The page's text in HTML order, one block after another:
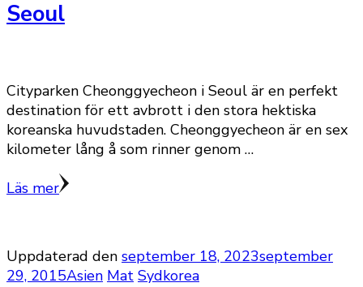
Seoul
Cityparken Cheonggyecheon i Seoul är en perfekt
destination för ett avbrott i den stora hektiska
koreanska huvudstaden. Cheonggyecheon är en sex
kilometer lång å som rinner genom …
Läs mer
Uppdaterad den september 18, 2023september
29, 2015Asien Mat Sydkorea